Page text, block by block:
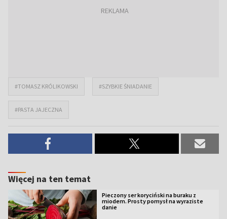
#TOMASZ KRÓLIKOWSKI #SZYBKIE ŚNIADANIE
#PASTA JAJECZNA
Więcej na ten temat
Pieczony ser koryciński na buraku z
miodem. Prosty pomysł na wyraziste
danie